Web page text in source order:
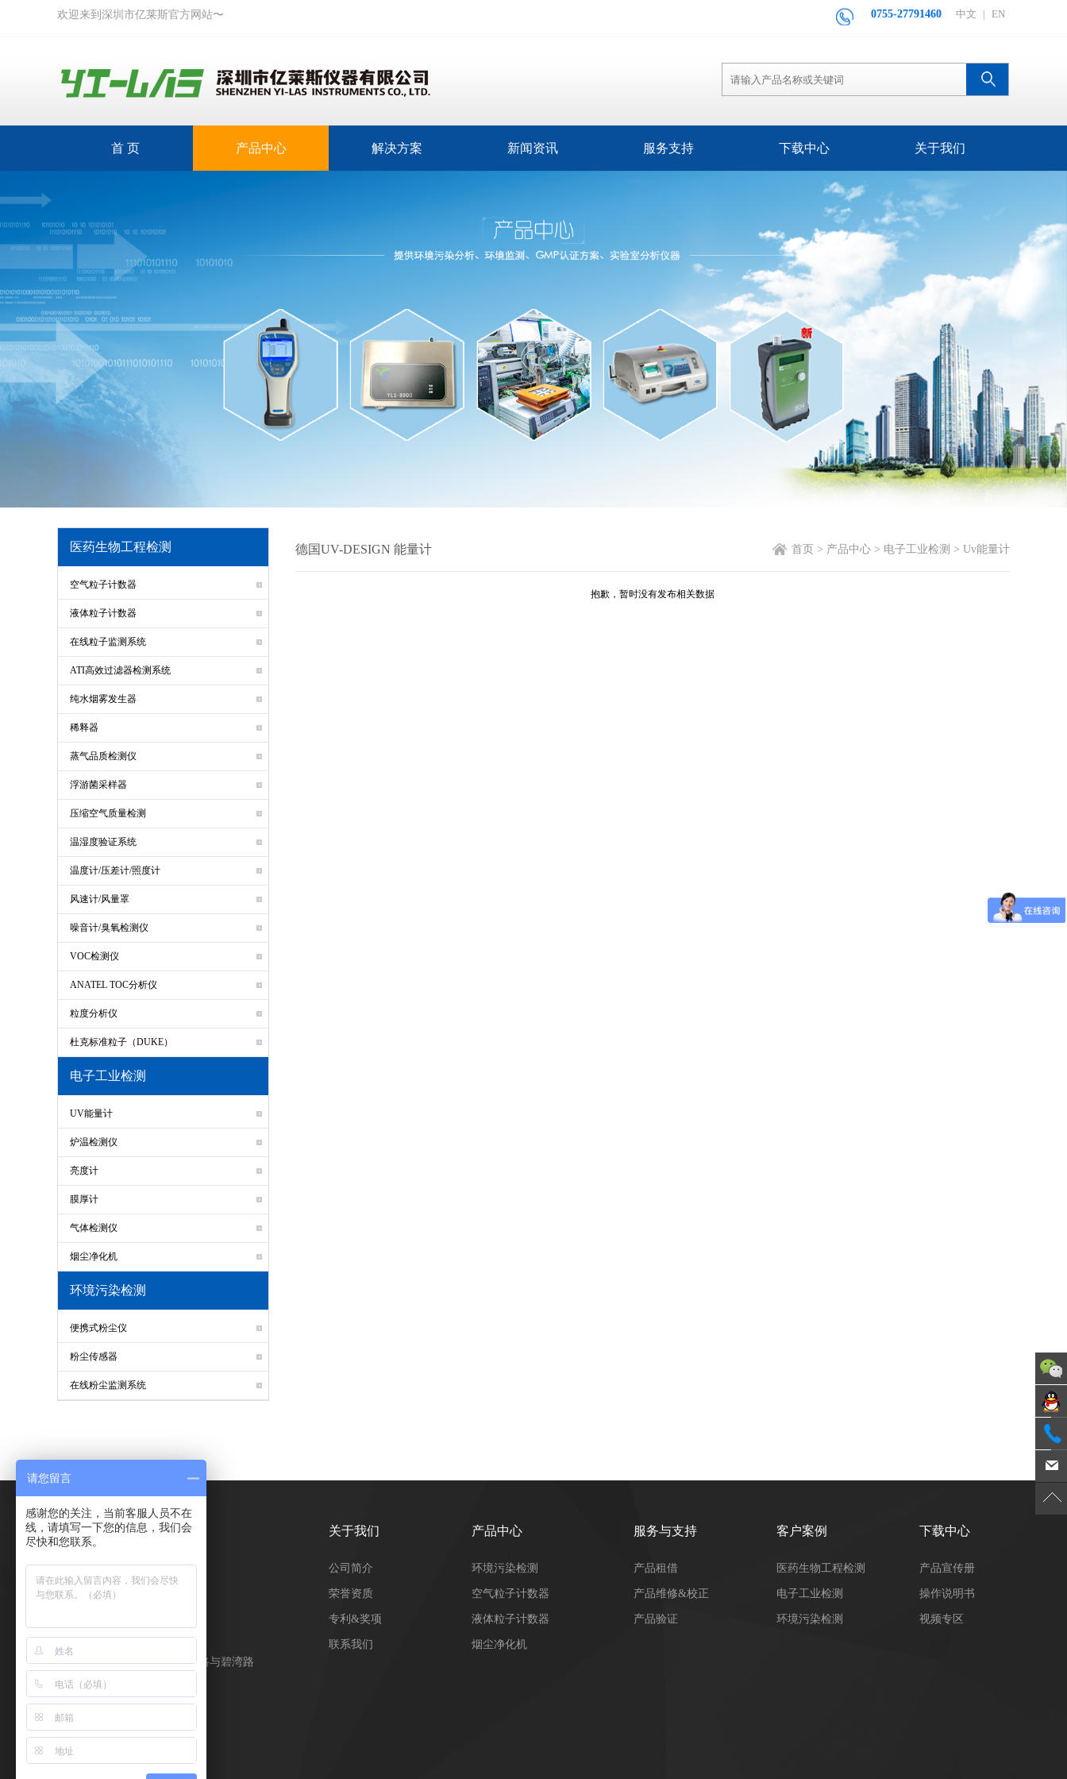
欢迎来到深圳市亿莱斯官方网站〜 0755-27791460 中文 EN
首 页 产品中心 解决方案 新闻资讯 服务支持 下载中心 关于我们
医药生物工程检测
空气粒子计数器
液体粒子计数器
在线粒子监测系统
ATI高效过滤器检测系统
纯水烟雾发生器
稀释器
蒸气品质检测仪
浮游菌采样器
压缩空气质量检测
温湿度验证系统
温度计/压差计/照度计
风速计/风量罩
噪音计/臭氧检测仪
VOC检测仪
ANATEL TOC分析仪
粒度分析仪
杜克标准粒子（DUKE）
电子工业检测
UV能量计
炉温检测仪
亮度计
膜厚计
气体检测仪
烟尘净化机
环境污染检测
便携式粉尘仪
粉尘传感器
在线粉尘监测系统
德国UV-DESIGN 能量计 首页 > 产品中心 > 电子工业检测 > Uv能量计
抱歉，暂时没有发布相关数据
公司地址
深圳市宝安区西乡街道宝源路与碧湾路
交汇处碧湾大厦1210室
联系电话
0755-27791460
关于我们
公司简介
荣誉资质
专利&奖项
联系我们
产品中心
环境污染检测
空气粒子计数器
液体粒子计数器
烟尘净化机
服务与支持
产品租借
产品维修&校正
产品验证
客户案例
医药生物工程检测
电子工业检测
环境污染检测
下载中心
产品宣传册
操作说明书
视频专区
请您留言
感谢您的关注，当前客服人员不在
线，请填写一下您的信息，我们会
尽快和您联系。